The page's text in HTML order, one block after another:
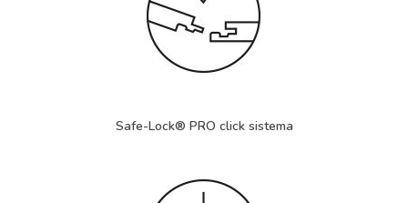
Safe-Lock® PRO click sistema